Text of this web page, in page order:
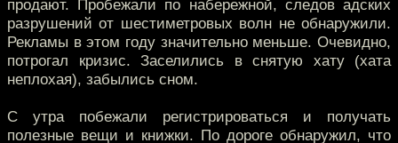
продают. Пробежали по набережной, следов адских
разрушений от шестиметровых волн не обнаружили.
Рекламы в этом году значительно меньше. Очевидно,
потрогал кризис. Заселились в снятую хату (хата
неплохая), забылись сном.
С утра побежали регистрироваться и получать
полезные вещи и книжки. По дороге обнаружил, что